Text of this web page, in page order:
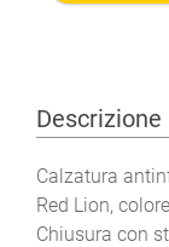
Descrizione
Calzatura
Red Lion,
Chiusura con